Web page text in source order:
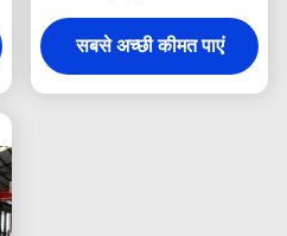
संयंत्र
सबसे अच्छी कीमत पाएं